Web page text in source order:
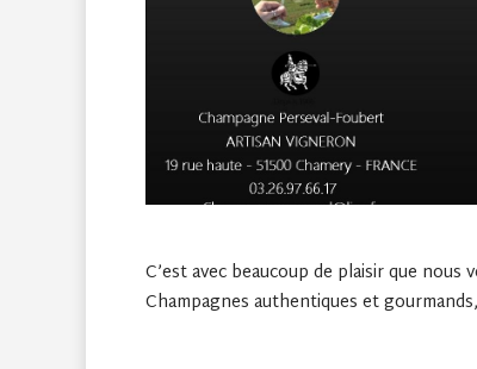
C’est avec beaucoup de plaisir que
Champagnes authentiques et